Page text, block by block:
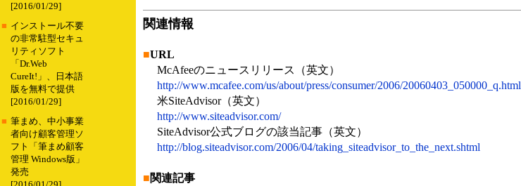
[2016/01/29]
■ インストール不要
の非常駐型セキュ
リティソフト
「Dr.Web
CureIt!」、日本語
版を無料で提供
[2016/01/29]
■ 筆まめ、中小事業
者向け顧客管理ソ
フト「筆まめ顧客
管理 Windows版」
発売
関連情報
■URL
McAfeeのニュースリリース（英文）
http://www.mcafee.com/us/about/press/consumer/2006/20060403_050000_q.html
米SiteAdvisor（英文）
http://www.siteadvisor.com/
SiteAdvisor公式ブログの該当記事（英文）
http://blog.siteadvisor.com/2006/04/taking_siteadvisor_to_the_next.shtml
■関連記事